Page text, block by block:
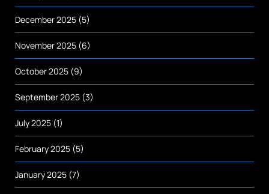
December 2025 (5)
November 2025 (6)
October 2025 (9)
September 2025 (3)
July 2025 (1)
February 2025 (5)
January 2025 (7)